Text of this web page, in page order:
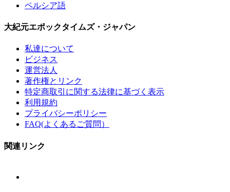
ペルシア語
大紀元エポックタイムズ・ジャパン
私達について
ビジネス
運営法人
著作権とリンク
特定商取引に関する法律に基づく表示
利用規約
プライバシーポリシー
FAQ(よくあるご質問）
関連リンク